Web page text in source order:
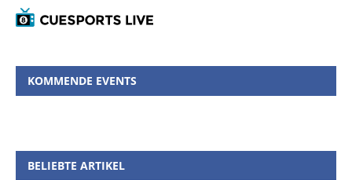
KOMMENDE EVENTS
BELIEBTE ARTIKEL